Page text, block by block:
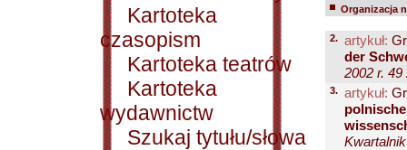
Kartoteka
czasopism
Kartoteka teatrów
Kartoteka
wydawnictw
Szukaj tytułu/słowa
Organizacja
2. artykuł:
der
2002 r.
3. artykuł: